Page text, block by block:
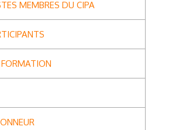
MEMBRES DU CIPA
FORMATION